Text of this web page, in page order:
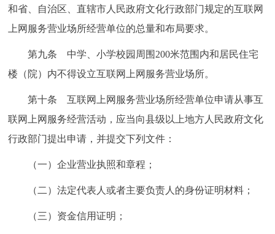
和省、自治区、直辖市人民政府文化行政部门规定的互联网
上网服务营业场所经营单位的总量和布局要求。
第九条 中学、小学校园周围200米范围内和居民住宅
楼（院）内不得设立互联网上网服务营业场所。
第十条 互联网上网服务营业场所经营单位申请从事互
联网上网服务经营活动，应当向县级以上地方人民政府文化
行政部门提出申请，并提交下列文件：
（一）企业营业执照和章程；
（二）法定代表人或者主要负责人的身份证明材料；
（三）资金信用证明；